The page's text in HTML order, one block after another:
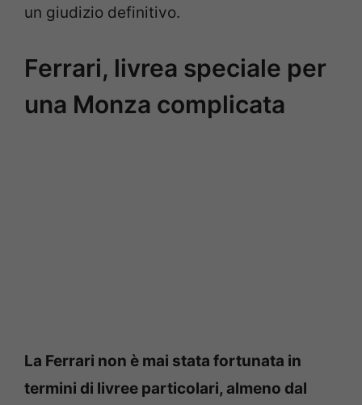
un giudizio definitivo.
Ferrari, livrea speciale per
una Monza complicata
La Ferrari non è mai stata fortunata in
termini di livree particolari, almeno dal